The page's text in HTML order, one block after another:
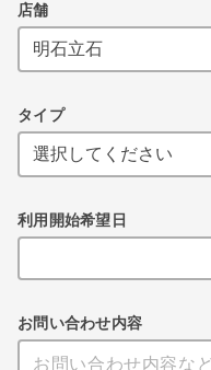
店舗
タイプ
利用開始希望日
お問い合わせ内容